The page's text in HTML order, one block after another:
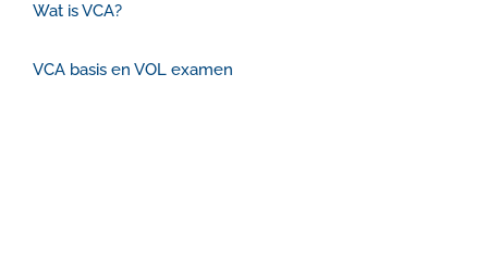
Wat is VCA?
VCA basis en VOL examen